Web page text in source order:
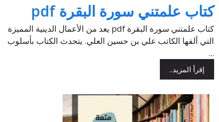
كتاب علمتني سورة البقرة pdf
كتاب علمتني سورة البقرة pdf يعد من الأعمال الدينية المميزة
التي ألفها الكاتب علي بن حسين العلي. يتحدث الكتاب بأسلوب
...
إقرأ المزيد..